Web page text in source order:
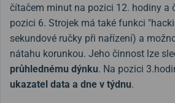
čítačem minut na pozici 12. hodiny a
pozici 6. Strojek má také funkci
sekundové ručky při nařízení) a
nátahu korunkou. Jeho činnost lze
průhlednému dýnku. Na pozici
ukazatel data a dne v týdnu.